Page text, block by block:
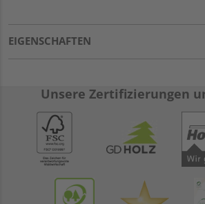
EIGENSCHAFTEN
Unsere Zertifizierungen